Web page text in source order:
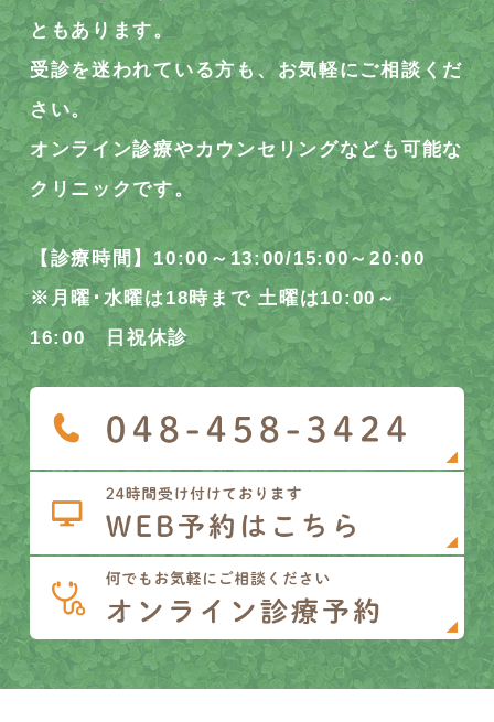
ともあります。
受診を迷われている方も、お気軽にご相談くだ
さい。
オンライン診療やカウンセリングなども可能な
クリニックです。
【診療時間】10:00～13:00/15:00～20:00
※月曜･水曜は18時まで 土曜は10:00～
16:00 日祝休診